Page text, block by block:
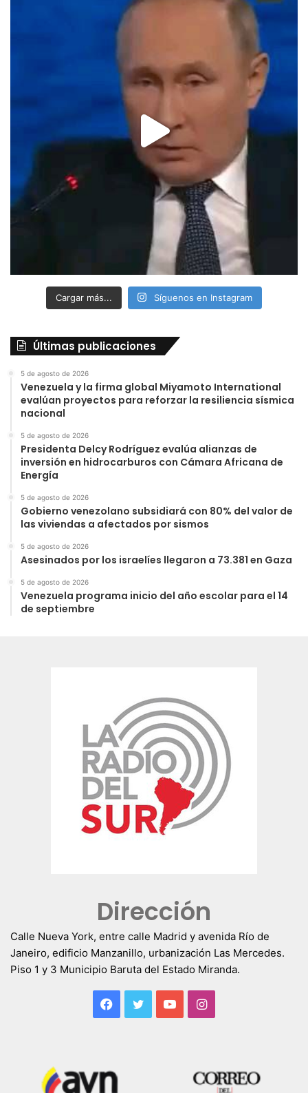
Cargar más... Síguenos en Instagram
Últimas publicaciones
5 de agosto de 2026
Venezuela y la firma global Miyamoto International
evalúan proyectos para reforzar la resiliencia sísmica
nacional
5 de agosto de 2026
Presidenta Delcy Rodríguez evalúa alianzas de
inversión en hidrocarburos con Cámara Africana de
Energía
5 de agosto de 2026
Gobierno venezolano subsidiará con 80% del valor de
las viviendas a afectados por sismos
5 de agosto de 2026
Asesinados por los israelíes llegaron a 73.381 en Gaza
5 de agosto de 2026
Venezuela programa inicio del año escolar para el 14
de septiembre
Dirección
Calle Nueva York, entre calle Madrid y avenida Río de
Janeiro, edificio Manzanillo, urbanización Las Mercedes.
Piso 1 y 3 Municipio Baruta del Estado Miranda.
Facebook
TwitterYouTubeInstagram